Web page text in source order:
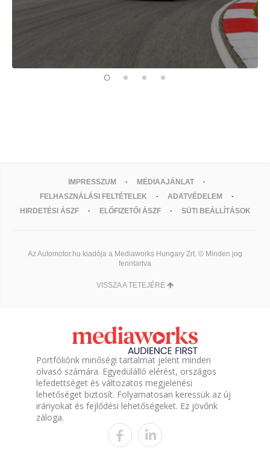
IMPRESSZUM
MÉDIAAJÁNLAT
FELHASZNÁLÁSI FELTÉTELEK
ADATVÉDELEM
HIRDETÉSI ÁSZF
ELŐFIZETŐI ÁSZF SÜTI BEÁLLÍTÁSOK
Az Automotor.hu kiadója a Mediaworks Hungary Zrt. © Minden jog
fenntartva
VISSZA A TETEJÉRE
Portfóliónk minőségi tartalmat jelent minden
olvasó számára. Egyedülálló elérést, országos
lefedettséget és változatos megjelenési
lehetőséget biztosít. Folyamatosan keressük az új
irányokat és fejlődési lehetőségeket. Ez jövőnk
záloga.